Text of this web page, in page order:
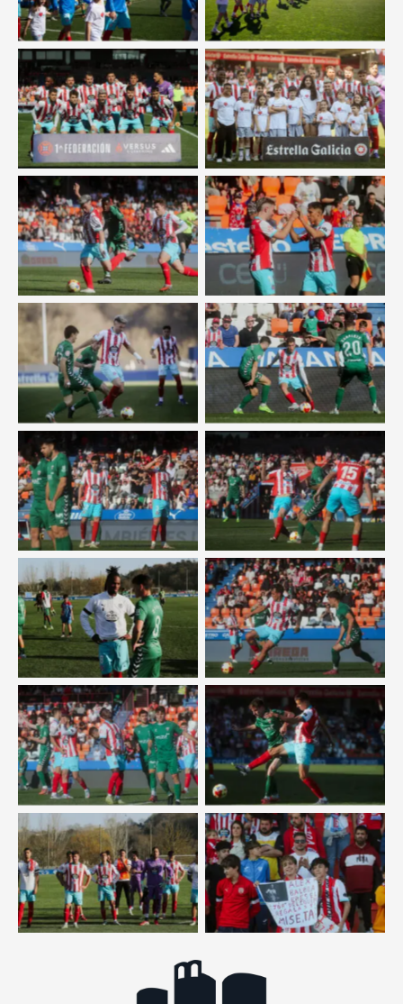
Sin leyenda Sin leyenda
Sin leyenda Sin leyenda
Sin leyenda Sin leyenda
Sin leyenda Sin leyenda
Sin leyenda Sin leyenda
Sin leyenda Sin leyenda
Sin leyenda Sin leyenda